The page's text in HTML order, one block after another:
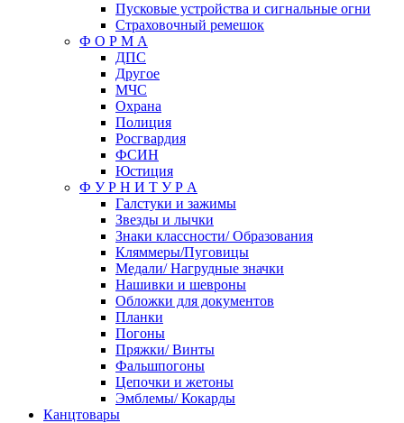
Пусковые устройства и сигнальные огни
Страховочный ремешок
Ф О Р М А
ДПС
Другое
МЧС
Охрана
Полиция
Росгвардия
ФСИН
Юстиция
Ф У Р Н И Т У Р А
Галстуки и зажимы
Звезды и лычки
Знаки классности/ Образования
Кляммеры/Пуговицы
Медали/ Нагрудные значки
Нашивки и шевроны
Обложки для документов
Планки
Погоны
Пряжки/ Винты
Фальшпогоны
Цепочки и жетоны
Эмблемы/ Кокарды
Канцтовары